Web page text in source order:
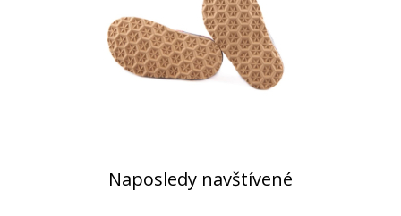
Naposledy navštívené